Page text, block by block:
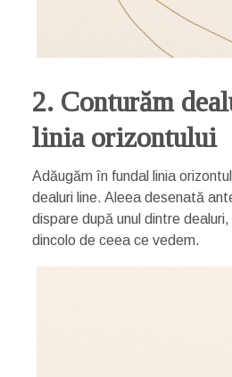
2. Conturăm
linia orizontului
Adăugăm în fundal linia
dealuri line. Aleea desenată
dispare după unul dintre
dincolo de ceea ce vedem.